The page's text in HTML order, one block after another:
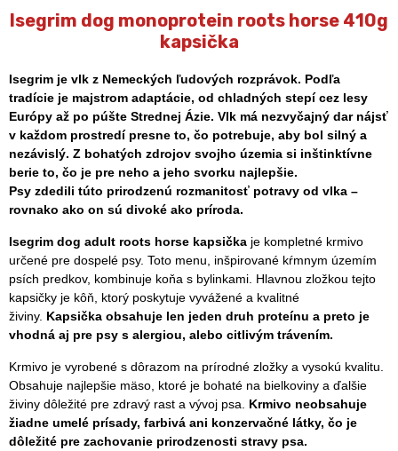
Isegrim dog monoprotein roots horse 410g
kapsička
Isegrim je vlk z Nemeckých ľudových rozprávok. Podľa
tradície je majstrom adaptácie, od chladných stepí cez lesy
Európy až po púšte Strednej Ázie. Vlk má nezvyčajný dar nájsť
v každom prostredí presne to, čo potrebuje, aby bol silný a
nezávislý. Z bohatých zdrojov svojho územia si inštinktívne
berie to, čo je pre neho a jeho svorku najlepšie.
Psy zdedili túto prirodzenú rozmanitosť potravy od vlka –
rovnako ako on sú divoké ako príroda.
Isegrim dog adult roots horse kapsička je kompletné krmivo
určené pre dospelé psy. Toto menu, inšpirované kŕmnym územím
psích predkov, kombinuje koňa s bylinkami. Hlavnou zložkou tejto
kapsičky je kôň, ktorý poskytuje vyvážené a kvalitné
živiny. Kapsička obsahuje len jeden druh proteínu a preto je
vhodná aj pre psy s alergiou, alebo citlivým trávením.
Krmivo je vyrobené s dôrazom na prírodné zložky a vysokú kvalitu.
Obsahuje najlepšie mäso, ktoré je bohaté na bielkoviny a ďalšie
živiny dôležité pre zdravý rast a vývoj psa. Krmivo neobsahuje
žiadne umelé prísady, farbivá ani konzervačné látky, čo je
dôležité pre zachovanie prirodzenosti stravy psa.